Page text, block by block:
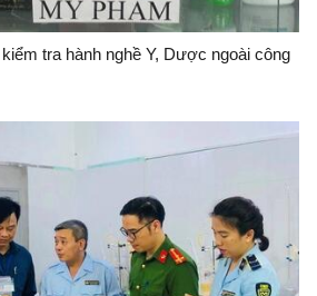
tra hành nghề Y, Dược ngoài công